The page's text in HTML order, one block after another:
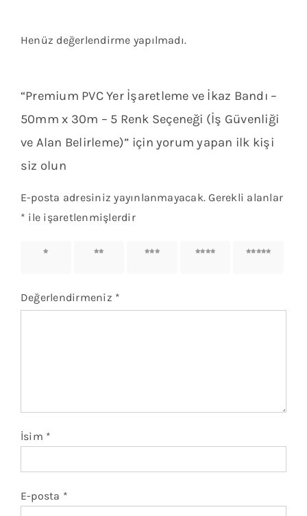
Henüz değerlendirme yapılmadı.
“Premium PVC Yer İşaretleme ve İkaz Bandı –
50mm x 30m – 5 Renk Seçeneği (İş Güvenliği
ve Alan Belirleme)” için yorum yapan ilk kişi
siz olun
E-posta adresiniz yayınlanmayacak. Gerekli alanlar
* ile işaretlenmişlerdir
2/5
3/5
4/5
5/5
Değerlendirmeniz *
İsim *
E-posta *